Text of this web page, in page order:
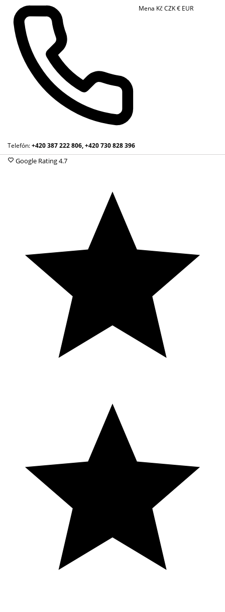
Telefón:+420 387 222 806, +420 730 828 396
Mena KčCZK€ EUR
Google Rating4.7